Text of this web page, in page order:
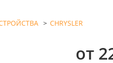
> CHRYSLER
от